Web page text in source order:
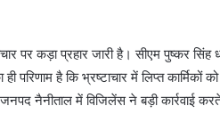
पर कड़ा प्रहार जारी है। सीएम पुष्कर
ही परिणाम है कि भ्रष्टाचार में लिप्त
नैनीताल में विजिलेंस ने बड़ी कार्रवाई करते